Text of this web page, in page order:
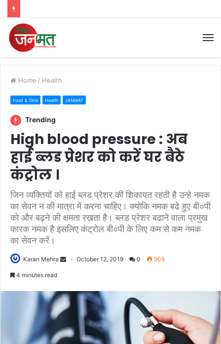
Home / Health
Food & Dine Health JANMAT
Trending
High blood pressure : अब
हाई ब्लड प्रेशर को करें घर बैठे
कंट्रोल ।
जिन व्यक्तियों को हाई ब्लड प्रेशर की शिकायत रहती है उन्हे नमक
का सेवन न की मात्रा में करना चाहिए। क्योकि नमक बढे हुए बी०पी
को और बढ़ने की क्षमता रखता है। ब्लड प्रेशर बढाने वाला प्रमुख
कारक नमक है इसलिए कंट्रोल बी०पी के लिए कम से कम नमक
का सेवन करें।
Karan Mehra October 12, 2019 0 908
4 minutes read